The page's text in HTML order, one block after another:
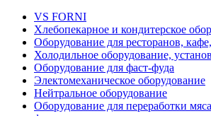
VS FORNI
Хлебопекарное и кондитерское
Оборудование для ресторанов,
Холодильное оборудование,
Оборудование для фаст-фуда
Электомеханическое оборудование
Нейтральное оборудование
Оборудование для переработки